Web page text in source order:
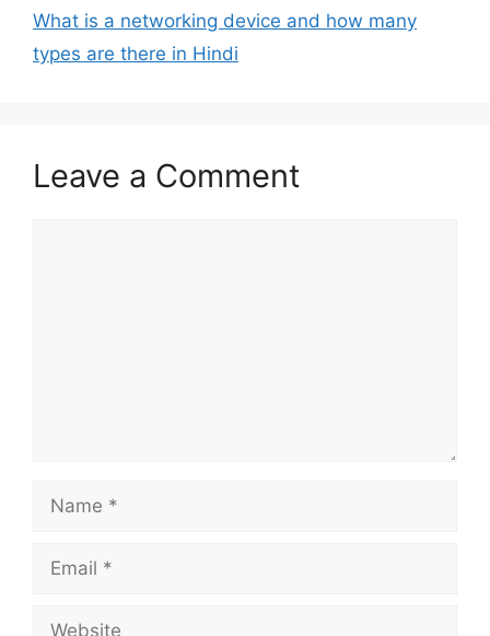
What is a networking device and how many
types are there in Hindi
Leave a Comment